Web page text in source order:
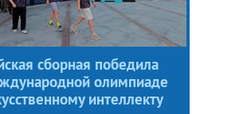
сборная победила
олимпиаде
интеллекту